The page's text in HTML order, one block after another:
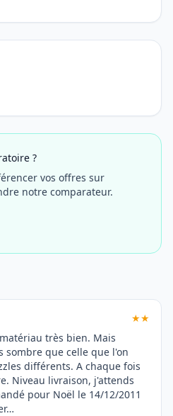
?
vos offres sur
notre comparateur.
★★
très bien. Mais
sombre que celle que l'on
différents. A chaque fois
Niveau livraison, j'attends
pour Noël le 14/12/2011